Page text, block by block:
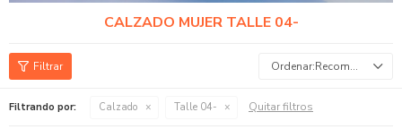
CALZADO MUJER TALLE 04-
Recomendados
Filtrando por: Calzado Talle 04- Quitar filtros